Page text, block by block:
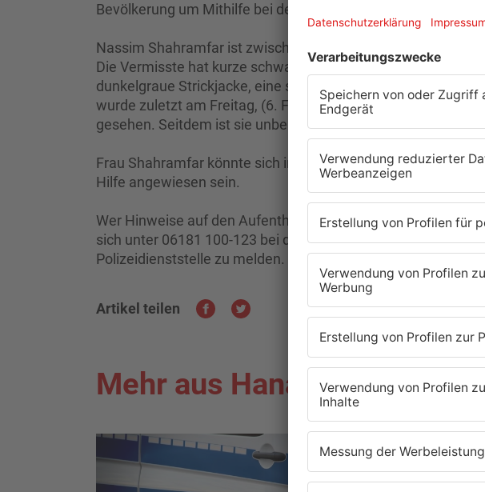
Bevölkerung um Mithilfe bei der Suche nach der 45 Jahre
Nassim Shahramfar ist zwischen 1,75 und 1,80 Meter groß
Die Vermisste hat kurze schwarze Haare. Zum Zeitpunkt
dunkelgraue Strickjacke, eine schwarze Jogginghose und
wurde zuletzt am Freitag, (6. Februar) gegen 10.45 Uhr, in
gesehen. Seitdem ist sie unbekannten Aufenthaltes.
Frau Shahramfar könnte sich in einem hilflosem Zustand
Hilfe angewiesen sein.
Wer Hinweise auf den Aufenthaltsort von Nassim
sich unter 06181 100-123 bei der Kriminalpolizei in Hanau
Polizeidienststelle zu melden.
Artikel teilen
Mehr aus Hanau
TOPNEWS